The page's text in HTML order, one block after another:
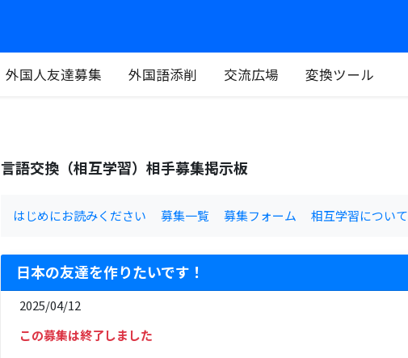
外国人友達募集 外国語添削 交流広場 変換ツール
言語交換（相互学習）相手募集掲示板
はじめにお読みください 募集一覧 募集フォーム 相互学習について
日本の友達を作りたいです！
2025/04/12
この募集は終了しました